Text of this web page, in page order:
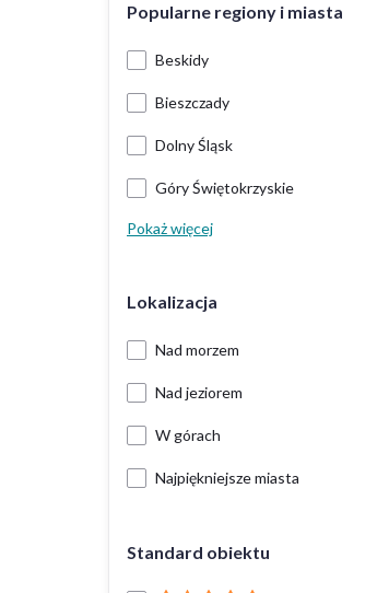
Popularne regiony i miasta
Beskidy
Bieszczady
Dolny Śląsk
Góry Świętokrzyskie
Pokaż więcej
Lokalizacja
Nad morzem
Nad jeziorem
W górach
Najpiękniejsze miasta
Standard obiektu